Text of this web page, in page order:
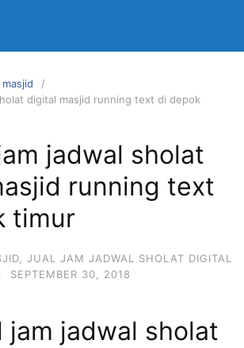
digital masjid running text di depok
jadwal sholat
running text
timur
JUAL JAM JADWAL SHOLAT DIGITAL
· SEPTEMBER 30, 2018
jam jadwal sholat